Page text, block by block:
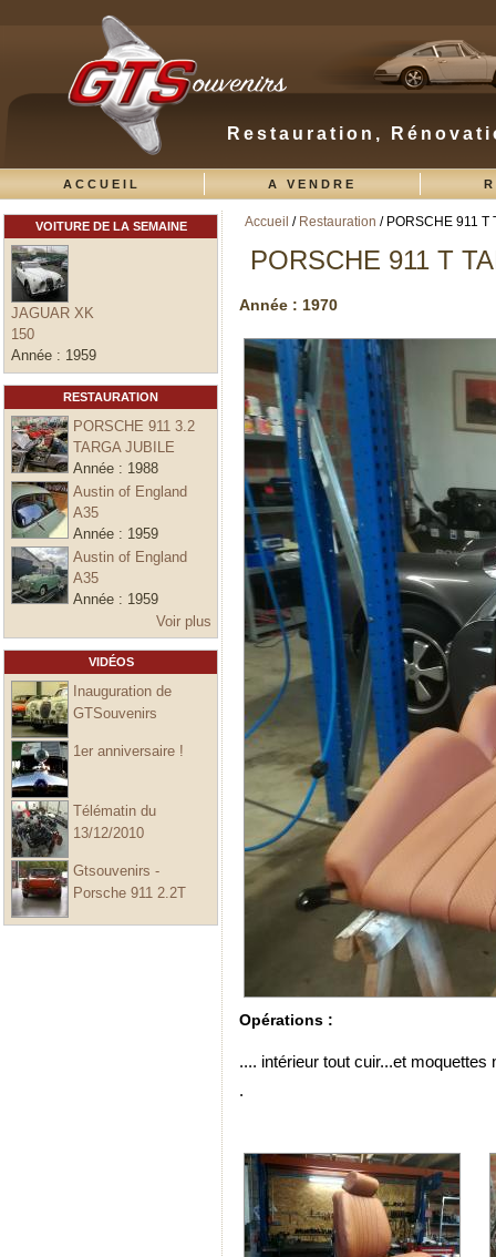
Restauration,
ACCUEIL A VENDRE
VOITURE DE LA SEMAINE
JAGUAR XK
150
Année : 1959
RESTAURATION
PORSCHE 911 3.2
TARGA JUBILE
Année : 1988
Austin of England
A35
Année : 1959
Austin of England
A35
Année : 1959
Voir plus
VIDÉOS
Inauguration de
GTSouvenirs
1er anniversaire !
Télématin du
13/12/2010
Gtsouvenirs -
Porsche 911 2.2T
Vous êtes ici
Accueil / Restauration / PORSCHE 911 T
PORSCHE 911 T
Année : 1970
Opérations :
.... intérieur tout cuir...et moquettes
.